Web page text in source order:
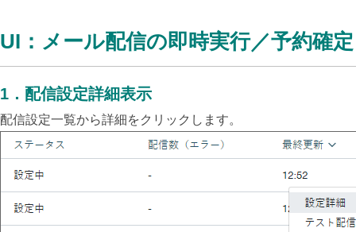
UI：メール配信の即時実行／予約確定
1 ． 配信設定詳細表示
配信設定一覧から詳細をクリックします。